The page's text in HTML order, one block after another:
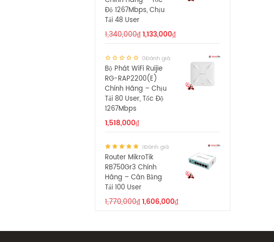
Độ 1267Mbps, Chịu
Tải 48 User
1,340,000₫1,133,000₫
0Đánh giá
Bộ Phát WiFi Ruijie
RG-RAP2200(E)
Chính Hãng – Chịu
Tải 80 User, Tốc Độ
1267Mbps
1,518,000₫
1Đánh giá
Router MikroTik
RB750Gr3 Chính
Hãng – Cân Bằng
Tải 100 User
1,770,000₫1,606,000₫